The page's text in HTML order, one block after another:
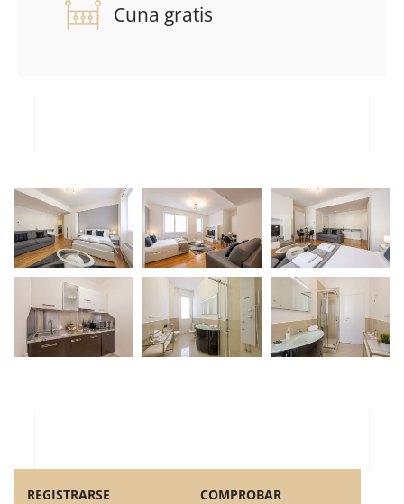
Cuna gratis
REGISTRARSE
COMPROBAR